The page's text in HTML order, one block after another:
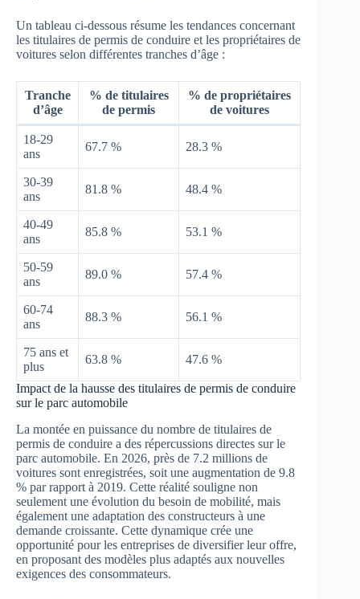
Un tableau ci-dessous résume les tendances concernant
les titulaires de permis de conduire et les propriétaires de
voitures selon différentes tranches d’âge :
Tranche
d’âge
% de titulaires
de permis
% de propriétaires
de voitures
18-29
ans
67.7 % 28.3 %
30-39
ans
81.8 % 48.4 %
40-49
ans
85.8 % 53.1 %
50-59
ans
89.0 % 57.4 %
60-74
ans
88.3 % 56.1 %
75 ans et
plus
63.8 % 47.6 %
Impact de la hausse des titulaires de permis de conduire
sur le parc automobile
La montée en puissance du nombre de titulaires de
permis de conduire a des répercussions directes sur le
parc automobile. En 2026, près de 7.2 millions de
voitures sont enregistrées, soit une augmentation de 9.8
% par rapport à 2019. Cette réalité souligne non
seulement une évolution du besoin de mobilité, mais
également une adaptation des constructeurs à une
demande croissante. Cette dynamique crée une
opportunité pour les entreprises de diversifier leur offre,
en proposant des modèles plus adaptés aux nouvelles
exigences des consommateurs.